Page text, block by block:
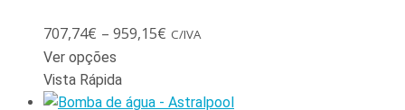
707,74€ – 959,15€ C/IVA
Ver opções
Vista Rápida